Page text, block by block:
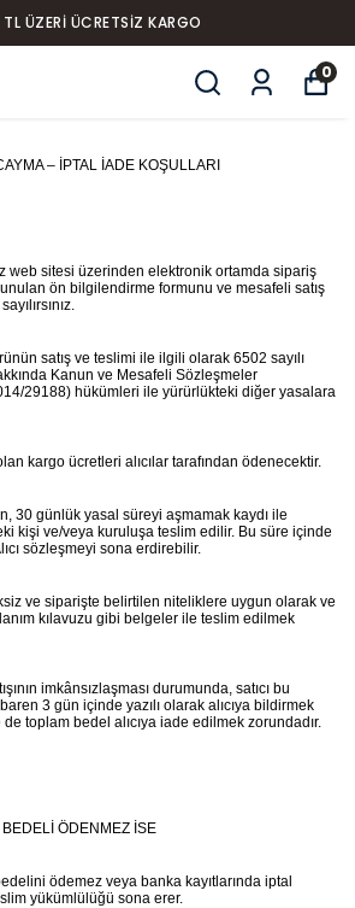
KARGO
0
– İPTAL İADE KOŞULLARI
web sitesi üzerinden elektronik ortamda sipariş
ön bilgilendirme formunu ve mesafeli satış
satış ve teslimi ile ilgili olarak 6502 sayılı
Kanun ve Mesafeli Sözleşmeler
29188) hükümleri ile yürürlükteki diğer yasalara
kargo ücretleri alıcılar tarafından ödenecektir.
30 günlük yasal süreyi aşmamak kaydı ile
kişi ve/veya kuruluşa teslim edilir. Bu süre içinde
sözleşmeyi sona erdirebilir.
ve siparişte belirtilen niteliklere uygun olarak ve
kılavuzu gibi belgeler ile teslim edilmek
imkânsızlaşması durumunda, satıcı bu
3 gün içinde yazılı olarak alıcıya bildirmek
toplam bedel alıcıya iade edilmek zorundadır.
ÖDENMEZ İSE
ödemez veya banka kayıtlarında iptal
yükümlülüğü sona erer.